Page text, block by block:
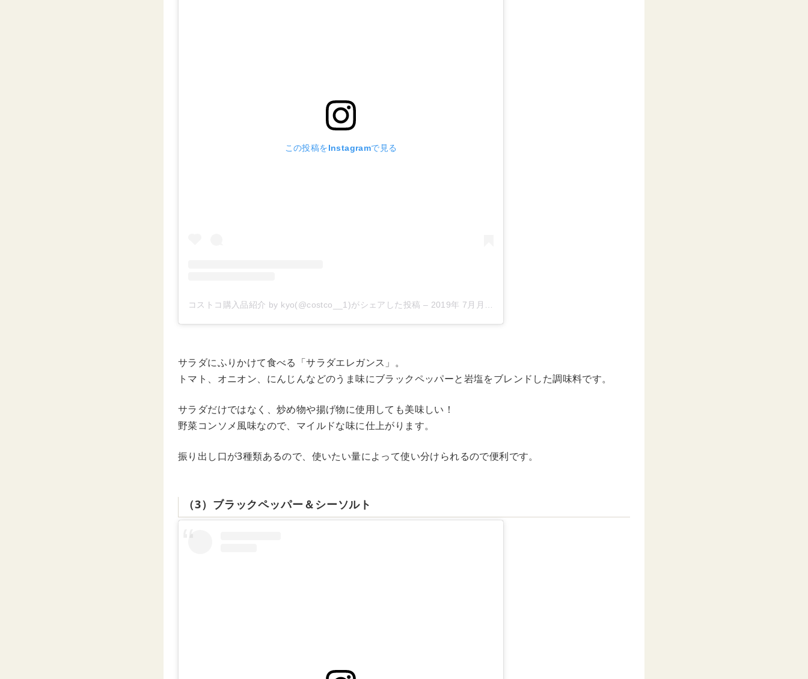
この投稿をInstagramで見る
コストコ購入品紹介 by kyo(@costco__1)がシェアした投稿 – 2019年 7月月28日午後11時33分PDT
サラダにふりかけて食べる「サラダエレガンス」。
トマト、オニオン、にんじんなどのうま味にブラックペッパーと岩塩をブレンドした調味料です。
サラダだけではなく、炒め物や揚げ物に使用しても美味しい！
野菜コンソメ風味なので、マイルドな味に仕上がります。
振り出し口が3種類あるので、使いたい量によって使い分けられるので便利です。
（3）ブラックペッパー＆シーソルト